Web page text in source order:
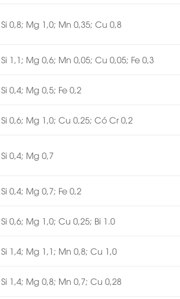
Si 0,8; Mg 1,0; Mn 0,35; Cu 0,8
Si 1,1; Mg 0,6; Mn 0,05; Cu 0,05; Fe 0,3
Si 0,4; Mg 0,5; Fe 0,2
Si 0,6; Mg 1,0; Cu 0,25; Có Cr 0,2
Si 0,4; Mg 0,7
Si 0,4; Mg 0,7; Fe 0,2
Si 0,6; Mg 1,0; Cu 0,25; Bi 1.0
Si 1,4; Mg 1,1; Mn 0,8; Cu 1,0
Si 1,4; Mg 0,8; Mn 0,7; Cu 0,28